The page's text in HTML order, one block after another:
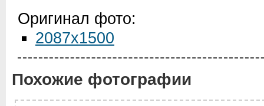
Оригинал фото:
2087x1500
Похожие фотографии